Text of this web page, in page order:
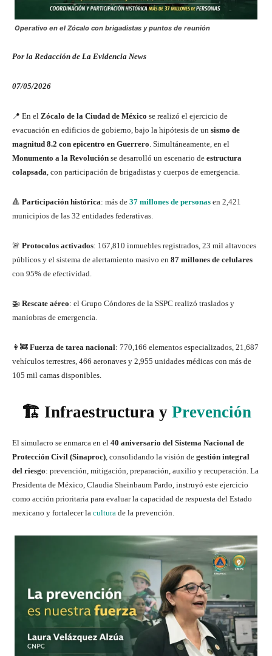
Operativo en el Zócalo con brigadistas y puntos de reunión
Por la Redacción de La Evidencia News
07/05/2026
📍 En el Zócalo de la Ciudad de México se realizó el ejercicio de
evacuación en edificios de gobierno, bajo la hipótesis de un sismo de
magnitud 8.2 con epicentro en Guerrero. Simultáneamente, en el
Monumento a la Revolución se desarrolló un escenario de estructura
colapsada, con participación de brigadistas y cuerpos de emergencia.
🔺 Participación histórica: más de 37 millones de personas en 2,421
municipios de las 32 entidades federativas.
🚨 Protocolos activados: 167,810 inmuebles registrados, 23 mil altavoces
públicos y el sistema de alertamiento masivo en 87 millones de celulares
con 95% de efectividad.
🚁 Rescate aéreo: el Grupo Cóndores de la SSPC realizó traslados y
maniobras de emergencia.
👩‍🚒 Fuerza de tarea nacional: 770,166 elementos especializados, 21,687
vehículos terrestres, 466 aeronaves y 2,955 unidades médicas con más de
105 mil camas disponibles.
🏗️ Infraestructura y Prevención
El simulacro se enmarca en el 40 aniversario del Sistema Nacional de
Protección Civil (Sinaproc), consolidando la visión de gestión integral
del riesgo: prevención, mitigación, preparación, auxilio y recuperación. La
Presidenta de México, Claudia Sheinbaum Pardo, instruyó este ejercicio
como acción prioritaria para evaluar la capacidad de respuesta del Estado
mexicano y fortalecer la cultura de la prevención.